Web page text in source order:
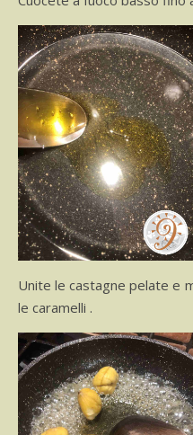
Unite le castagne pelate e
le caramelli .